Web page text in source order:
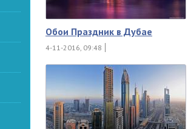
Обои Праздник в Дубае
4-11-2016, 09:48